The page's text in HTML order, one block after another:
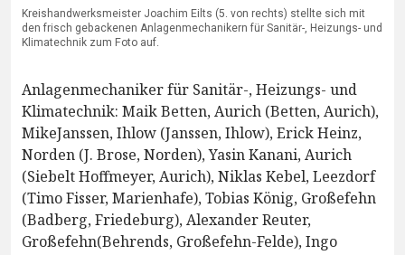
Kreishandwerksmeister Joachim Eilts (5. von rechts) stellte sich mit
den frisch gebackenen Anlagenmechanikern für Sanitär-, Heizungs- und
Klimatechnik zum Foto auf.
Anlagenmechaniker für Sanitär-, Heizungs- und
Klimatechnik: Maik Betten, Aurich (Betten, Aurich),
MikeJanssen, Ihlow (Janssen, Ihlow), Erick Heinz,
Norden (J. Brose, Norden), Yasin Kanani, Aurich
(Siebelt Hoffmeyer, Aurich), Niklas Kebel, Leezdorf
(Timo Fisser, Marienhafe), Tobias König, Großefehn
(Badberg, Friedeburg), Alexander Reuter,
Großefehn(Behrends, Großefehn-Felde), Ingo